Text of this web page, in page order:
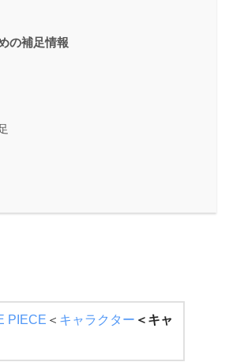
の補足情報
PIECE ＜ キャラクター ＜ キャ